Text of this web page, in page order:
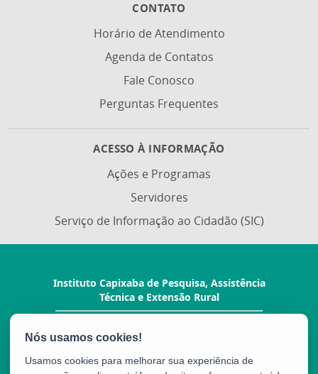
CONTATO
Horário de Atendimento
Agenda de Contatos
Fale Conosco
Perguntas Frequentes
ACESSO À INFORMAÇÃO
Ações e Programas
Servidores
Serviço de Informação ao Cidadão (SIC)
Instituto Capixaba de Pesquisa, Assistência
Técnica e Extensão Rural
CEP: 29052-010 - Vitória / ES
Usamos cookies para melhorar sua experiência de